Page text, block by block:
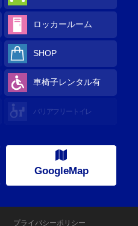
ロッカールーム
SHOP
車椅子レンタル有
バリアフリートイレ
GoogleMap
プライバシーポリシー